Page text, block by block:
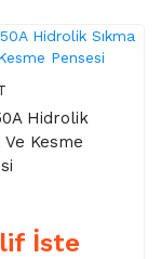
Hidrolik
Ve Kesme
İste